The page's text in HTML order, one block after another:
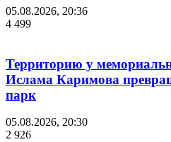
05.08.2026, 20:36
4 499
Территорию у
Ислама Каримова
парк
05.08.2026, 20:30
2 926